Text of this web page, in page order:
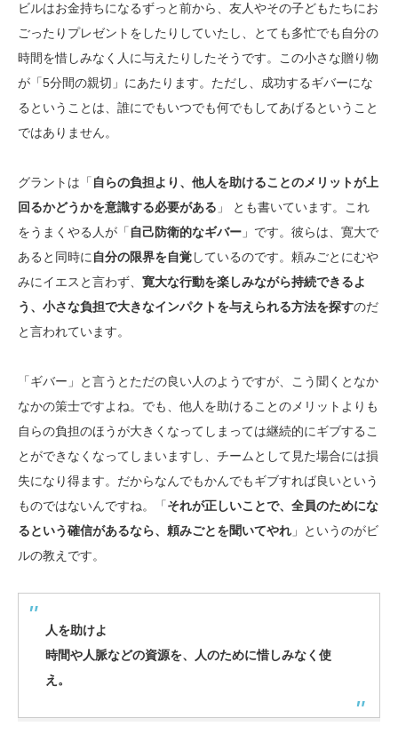
ビルはお金持ちになるずっと前から、友人やその子どもたちにお
ごったりプレゼントをしたりしていたし、とても多忙でも自分の
時間を惜しみなく人に与えたりしたそうです。この小さな贈り物
が「5分間の親切」にあたります。ただし、成功するギバーにな
るということは、誰にでもいつでも何でもしてあげるということ
ではありません。
グラントは「 自らの負担より、他人を助けることのメリットが上
回るかどうかを意識する必要がある 」 とも書いています。これ
をうまくやる人が「 自己防衛的なギバー 」です。彼らは、寛大で
あると同時に 自分の限界を自覚しているのです。頼みごとにむや
みにイエスと言わず、 寛大な行動を楽しみながら持続できるよ
う、小さな負担で大きなインパクトを与えられる方法を探すのだ
と言われています。
「ギバー」と言うとただの良い人のようですが、こう聞くとなか
なかの策士ですよね。でも、他人を助けることのメリットよりも
自らの負担のほうが大きくなってしまっては継続的にギブするこ
とができなくなってしまいますし、チームとして見た場合には損
失になり得ます。だからなんでもかんでもギブすれば良いという
ものではないんですね。「それが正しいことで、全員のためにな
るという確信があるなら、頼みごとを聞いてやれ 」というのがビ
ルの教えです。
人を助けよ
時間や人脈などの資源を、人のために惜しみなく使
え。